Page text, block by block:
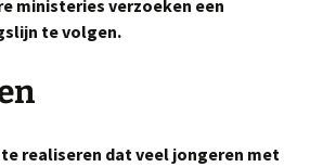
ministeries verzoeken een
te volgen.
realiseren dat veel jongeren met